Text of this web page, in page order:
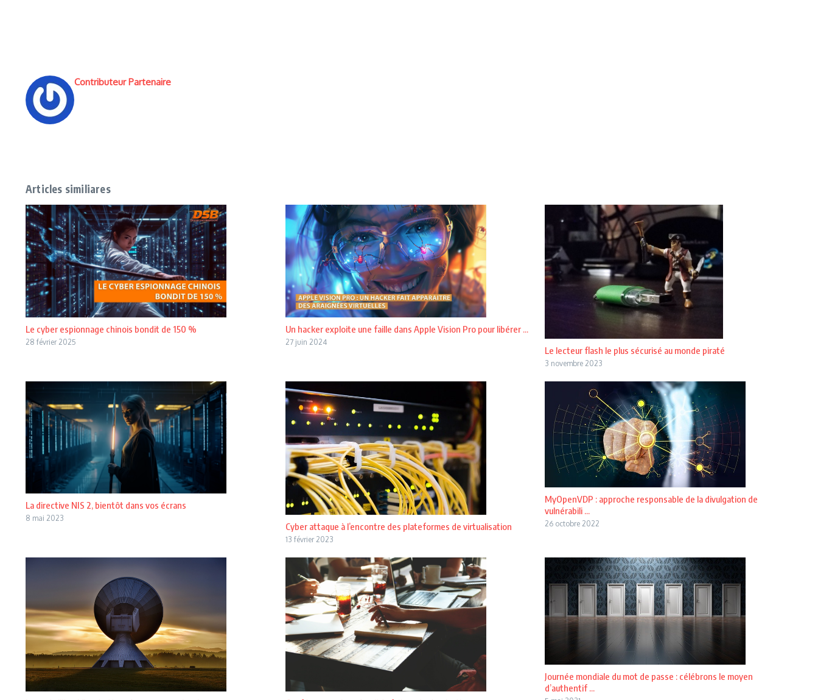
Contributeur Partenaire
Articles similiares
Le cyber espionnage chinois bondit de 150 %
28 février 2025
Un hacker exploite une faille dans Apple Vision Pro pour libérer ...
27 juin 2024
Le lecteur flash le plus sécurisé au monde piraté
3 novembre 2023
La directive NIS 2, bientôt dans vos écrans
8 mai 2023
Cyber attaque à l’encontre des plateformes de virtualisation
13 février 2023
MyOpenVDP : approche responsable de la divulgation de
vulnérabili ...
26 octobre 2022
Journée mondiale du mot de passe : célébrons le moyen
d’authentif ...